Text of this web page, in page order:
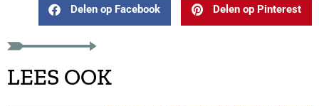
Delen op Facebook Delen op Pinterest
LEES OOK